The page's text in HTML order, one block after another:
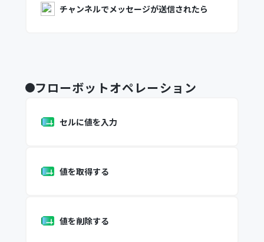
チャンネルでメッセージが送信されたら
フローボットオペレーション
セルに値を入力
値を取得する
値を削除する